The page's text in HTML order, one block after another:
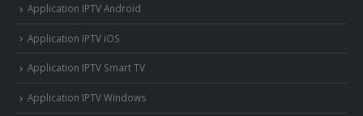
Application IPTV Android
Application IPTV iOS
Application IPTV Smart TV
Application IPTV Windows